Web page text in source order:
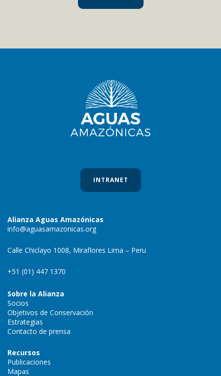
INTRANET
Alianza Aguas Amazónicas
info@aguasamazonicas.org
Calle Chiclayo 1008, Miraflores Lima – Peru
+51 (01) 447 1370
Sobre la Alianza
Socios
Objetivos de Conservación
Estrategias
Contacto de prensa
Recursos
Publicaciones
Mapas